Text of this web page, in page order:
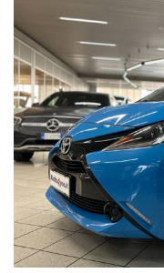
Cerchi in lega
Modanature
Luci diurne a led
Specchietti
Volante
Cambio manuale a 5
USB - AUX
Presa 12V
Cruise control
Pneumatici estivi
R15 al 70%